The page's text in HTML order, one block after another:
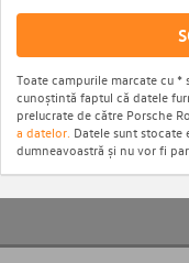
Toate campurile marcate cu
cunoștintă faptul că datele
prelucrate de către Porsche
a datelor. Datele sunt stocate
dumneavoastră și nu vor fi